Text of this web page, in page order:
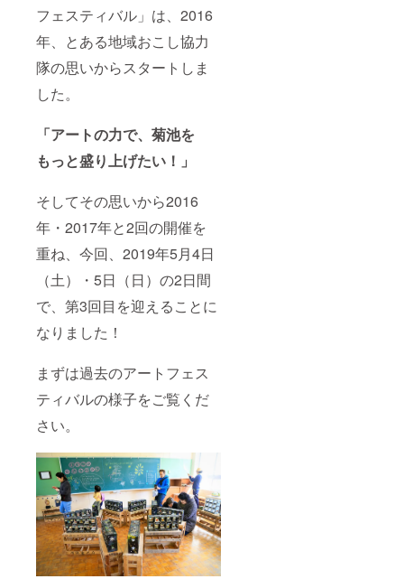
フェスティバル」は、2016
年、とある地域おこし協力
隊の思いからスタートしま
した。
「アートの力で、菊池を
もっと盛り上げたい！」
そしてその思いから2016
年・2017年と2回の開催を
重ね、今回、2019年5月4日
（土）・5日（日）の2日間
で、第3回目を迎えることに
なりました！
まずは過去のアートフェス
ティバルの様子をご覧くだ
さい。